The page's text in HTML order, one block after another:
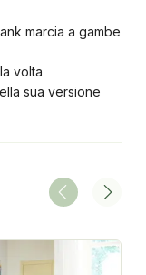
marcia a gambe
volta
sua versione